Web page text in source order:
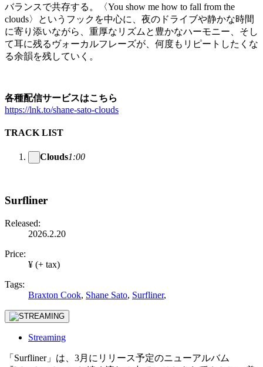
バランスで共存する。〈You show me how to fall from the
clouds〉というフックを中心に、夜のドライブや静かな時間
に寄り添いながら、重厚なリズムと豊かなハーモニー、そし
て耳に残るヴォーカルフレーズが、何度もリピートしたくな
る余韻を残していく。
各種配信サービスはこちら
https://lnk.to/shane-sato-clouds
TRACK LIST
Clouds1:00
Surfliner
Released:
2026.2.20
Price:
¥ (+ tax)
Tags:
Braxton Cook, Shane Sato, Surfliner,
Streaming
「Surfliner」は、3月にリリース予定のニューアルバム